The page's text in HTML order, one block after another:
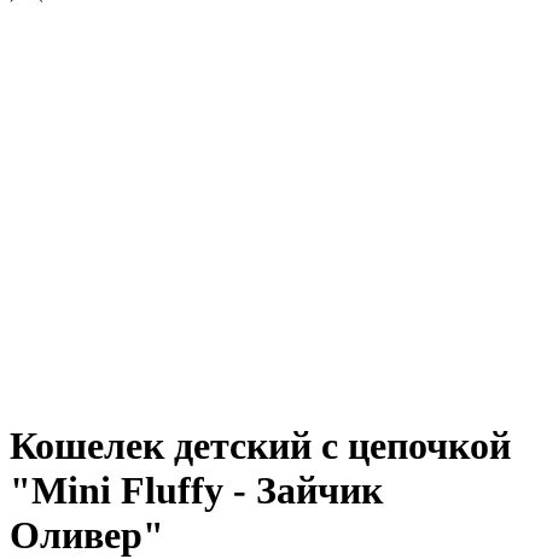
Кошелек детский с цепочкой
"Mini Fluffy - Зайчик
Оливер"